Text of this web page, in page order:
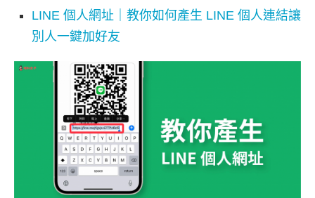
LINE 個人網址｜教你如何產生 LINE 個人連結讓
別人一鍵加好友